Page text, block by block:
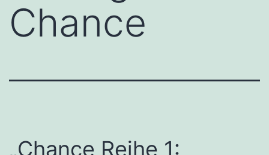
Chance
„Chance Reihe 1: